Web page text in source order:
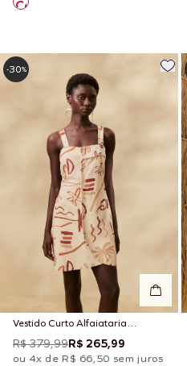
Vestido Curto Alfaiataria
Estampado Rocca
R$ 379,99R$ 265,99
ou 4x de R$ 66,50 sem juros
-30%